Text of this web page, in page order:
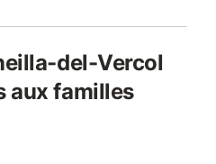
del-Vercol
aux familles